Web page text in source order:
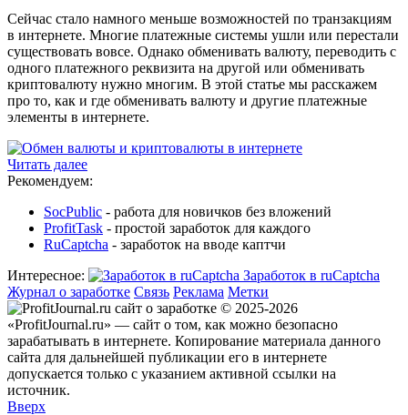
Сейчас стало намного меньше возможностей по транзакциям
в интернете. Многие платежные системы ушли или перестали
существовать вовсе. Однако обменивать валюту, переводить с
одного платежного реквизита на другой или обменивать
криптовалюту нужно многим. В этой статье мы расскажем
про то, как и где обменивать валюту и другие платежные
элементы в интернете.
Читать далее
Рекомендуем:
SocPublic - работа для новичков без вложений
ProfitTask - простой заработок для каждого
RuCaptcha - заработок на вводе каптчи
Интересное:
Заработок в ruCaptcha
Журнал о заработке Связь Реклама Метки
© 2025-2026
«ProfitJournal.ru» — сайт о том, как можно безопасно
зарабатывать в интернете. Копирование материала данного
сайта для дальнейшей публикации его в интернете
допускается только с указанием активной ссылки на
источник.
Вверх